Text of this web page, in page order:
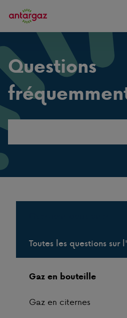
Questions
Toutes les questions sur
Gaz en bouteille
Gaz en citernes